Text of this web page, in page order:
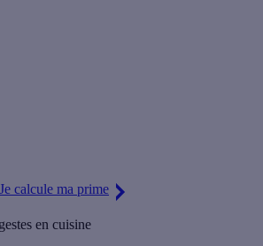
Je calcule ma prime
en cuisine